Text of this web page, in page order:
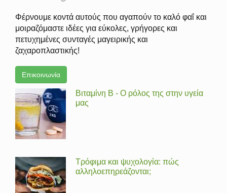
Φέρνουμε κοντά αυτούς που αγαπούν το καλό φαΐ και
μοιραζόμαστε ιδέες για εύκολες, γρήγορες και
πετυχημένες συνταγές μαγειρικής και
ζαχαροπλαστικής!
Επικοινωνία
Βιταμίνη Β - Ο ρόλος της στην υγεία
μας
Τρόφιμα και ψυχολογία: πώς
αλληλοεπηρεάζονται;